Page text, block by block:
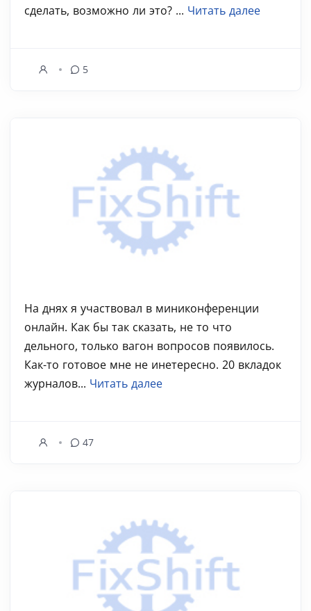
сделать, возможно ли это? ... Читать далее
5
На днях я участвовал в миниконференции
онлайн. Как бы так сказать, не то что
дельного, только вагон вопросов появилось.
Как-то готовое мне не инетересно. 20 вкладок
журналов... Читать далее
47